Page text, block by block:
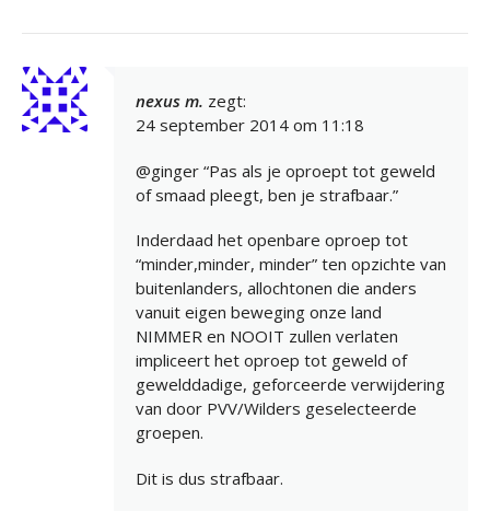
nexus m. zegt:
24 september 2014 om 11:18
@ginger “Pas als je oproept tot geweld
of smaad pleegt, ben je strafbaar.”
Inderdaad het openbare oproep tot
“minder,minder, minder” ten opzichte van
buitenlanders, allochtonen die anders
vanuit eigen beweging onze land
NIMMER en NOOIT zullen verlaten
impliceert het oproep tot geweld of
gewelddadige, geforceerde verwijdering
van door PVV/Wilders geselecteerde
groepen.
Dit is dus strafbaar.